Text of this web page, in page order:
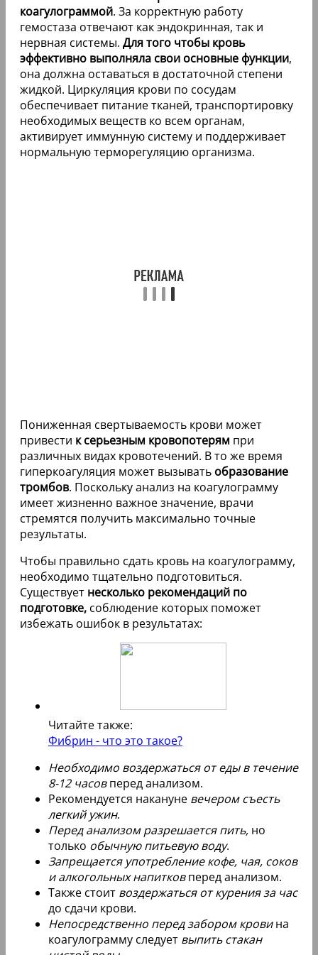
коагулограммой. За корректную работу
гемостаза отвечают как эндокринная, так и
нервная системы. Для того чтобы кровь
эффективно выполняла свои основные функции,
она должна оставаться в достаточной степени
жидкой. Циркуляция крови по сосудам
обеспечивает питание тканей, транспортировку
необходимых веществ ко всем органам,
активирует иммунную систему и поддерживает
нормальную терморегуляцию организма.
Пониженная свертываемость крови может
привести к серьезным кровопотерям при
различных видах кровотечений. В то же время
гиперкоагуляция может вызывать образование
тромбов. Поскольку анализ на коагулограмму
имеет жизненно важное значение, врачи
стремятся получить максимально точные
результаты.
Чтобы правильно сдать кровь на коагулограмму,
необходимо тщательно подготовиться.
Существует несколько рекомендаций по
подготовке, соблюдение которых поможет
избежать ошибок в результатах:
Читайте также:
Фибрин - что это такое?
Необходимо воздержаться от еды в течение
8-12 часовперед анализом.
Рекомендуется накануне вечером съесть
легкий ужин.
Перед анализом разрешается пить, но
только обычную питьевую воду.
Запрещается употребление кофе, чая, соков
и алкогольных напитковперед анализом.
Также стоит воздержаться от курения за час
до сдачи крови.
Непосредственно перед забором кровина
коагулограмму следует выпить стакан